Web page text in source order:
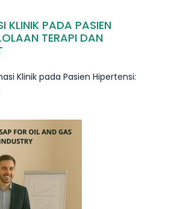
KLINIK PADA PASIEN
TERAPI DAN
Klinik pada Pasien Hipertensi: